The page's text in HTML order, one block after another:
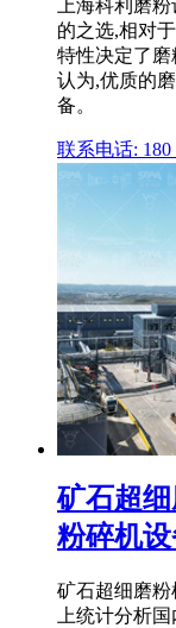
上海科利磨
的之选,相对
特性决定了
认为,优质的
备。
联系电话: 180
矿石超
粉碎机
矿石超细磨
上统计分析